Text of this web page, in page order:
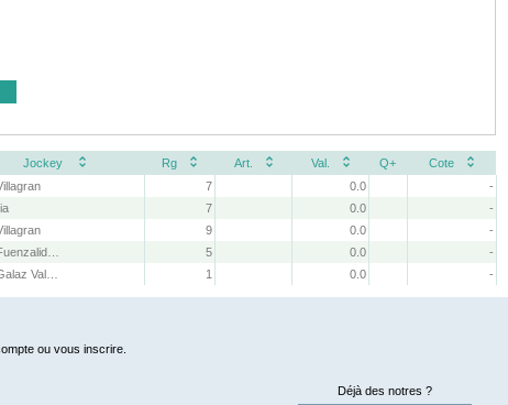
Jockey Rg Art. Val. Q+
Cote
7 0.0
-
7 0.0
-
9 0.0
-
5 0.0
-
1 0.0 -
ou vous inscrire.
Déjà des notres ?